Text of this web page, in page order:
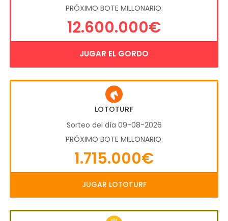
PRÓXIMO BOTE MILLONARIO:
12.600.000€
JUGAR EL GORDO
LOTOTURF
Sorteo del día 09-08-2026
PRÓXIMO BOTE MILLONARIO:
1.715.000€
JUGAR LOTOTURF